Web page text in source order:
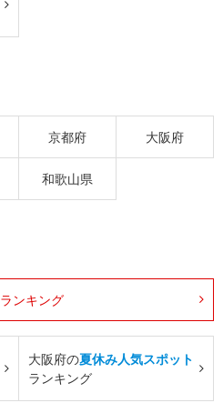
京都府 大阪府
和歌山県
ランキング
大阪府の夏休み人気スポット
ランキング